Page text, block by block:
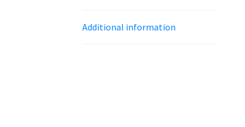
Additional information